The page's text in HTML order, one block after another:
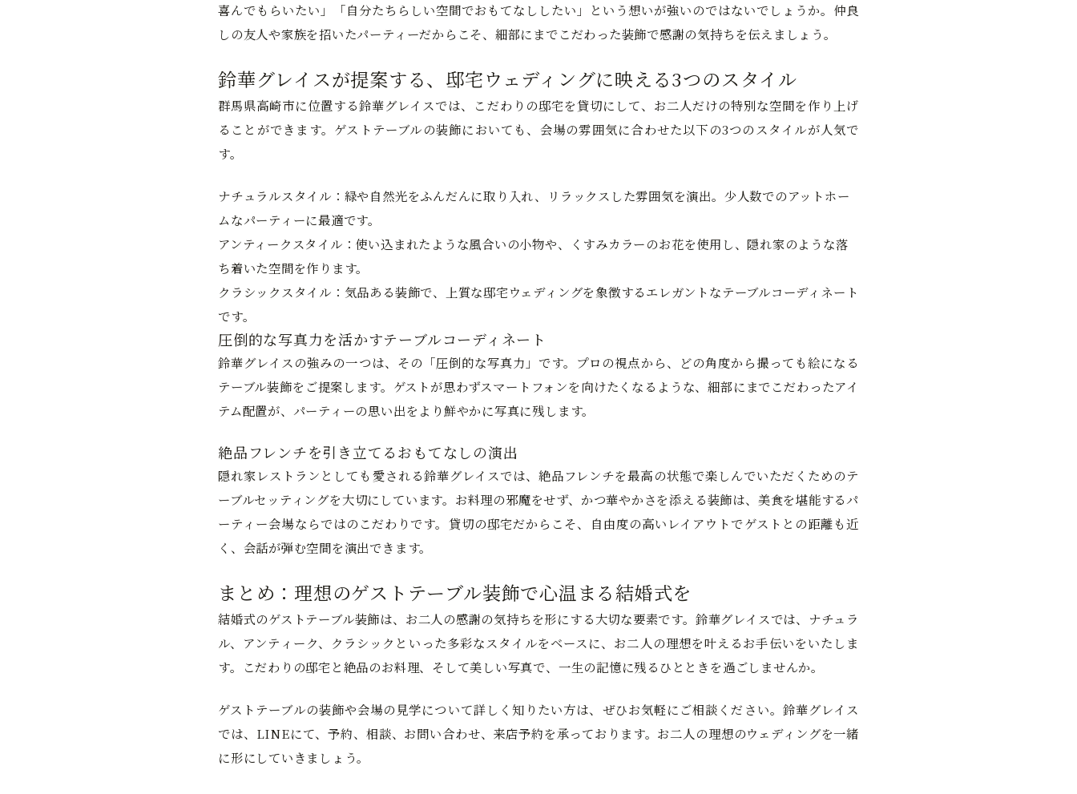
喜んでもらいたい」「自分たちらしい空間でおもてなししたい」という想いが強いのではないでしょうか。仲良
しの友人や家族を招いたパーティーだからこそ、細部にまでこだわった装飾で感謝の気持ちを伝えましょう。
鈴華グレイスが提案する、邸宅ウェディングに映える3つのスタイル
群馬県高崎市に位置する鈴華グレイスでは、こだわりの邸宅を貸切にして、お二人だけの特別な空間を作り上げ
ることができます。ゲストテーブルの装飾においても、会場の雰囲気に合わせた以下の3つのスタイルが人気で
す。
ナチュラルスタイル： 緑や自然光をふんだんに取り入れ、リラックスした雰囲気を演出。少人数でのアットホー
ムなパーティーに最適です。
アンティークスタイル： 使い込まれたような風合いの小物や、くすみカラーのお花を使用し、隠れ家のような落
ち着いた空間を作ります。
クラシックスタイル： 気品ある装飾で、上質な邸宅ウェディングを象徴するエレガントなテーブルコーディネート
です。
圧倒的な写真力を活かすテーブルコーディネート
鈴華グレイスの強みの一つは、その「圧倒的な写真力」です。プロの視点から、どの角度から撮っても絵になる
テーブル装飾をご提案します。ゲストが思わずスマートフォンを向けたくなるような、細部にまでこだわったアイ
テム配置が、パーティーの思い出をより鮮やかに写真に残します。
絶品フレンチを引き立てるおもてなしの演出
隠れ家レストランとしても愛される鈴華グレイスでは、絶品フレンチを最高の状態で楽しんでいただくためのテ
ーブルセッティングを大切にしています。お料理の邪魔をせず、かつ華やかさを添える装飾は、美食を堪能するパ
ーティー会場ならではのこだわりです。貸切の邸宅だからこそ、自由度の高いレイアウトでゲストとの距離も近
く、会話が弾む空間を演出できます。
まとめ：理想のゲストテーブル装飾で心温まる結婚式を
結婚式のゲストテーブル装飾は、お二人の感謝の気持ちを形にする大切な要素です。鈴華グレイスでは、ナチュラ
ル、アンティーク、クラシックといった多彩なスタイルをベースに、お二人の理想を叶えるお手伝いをいたしま
す。こだわりの邸宅と絶品のお料理、そして美しい写真で、一生の記憶に残るひとときを過ごしませんか。
ゲストテーブルの装飾や会場の見学について詳しく知りたい方は、ぜひお気軽にご相談ください。鈴華グレイス
では、LINEにて、予約、相談、お問い合わせ、来店予約を承っております。お二人の理想のウェディングを一緒
に形にしていきましょう。